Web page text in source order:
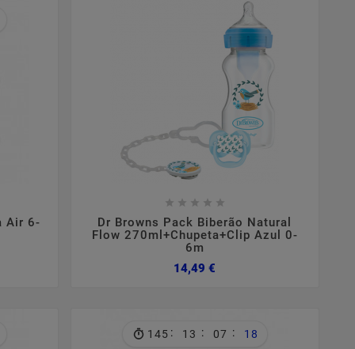
Air 6-
    
Dr Browns Pack Biberão Natural
Flow 270ml+Chupeta+Clip Azul 0-
6m
14,49 €
145 : 13 : 07 : 17